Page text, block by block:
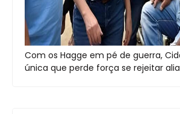
Com os Hagge em pé de guerra,
única que perde força se rejeitar